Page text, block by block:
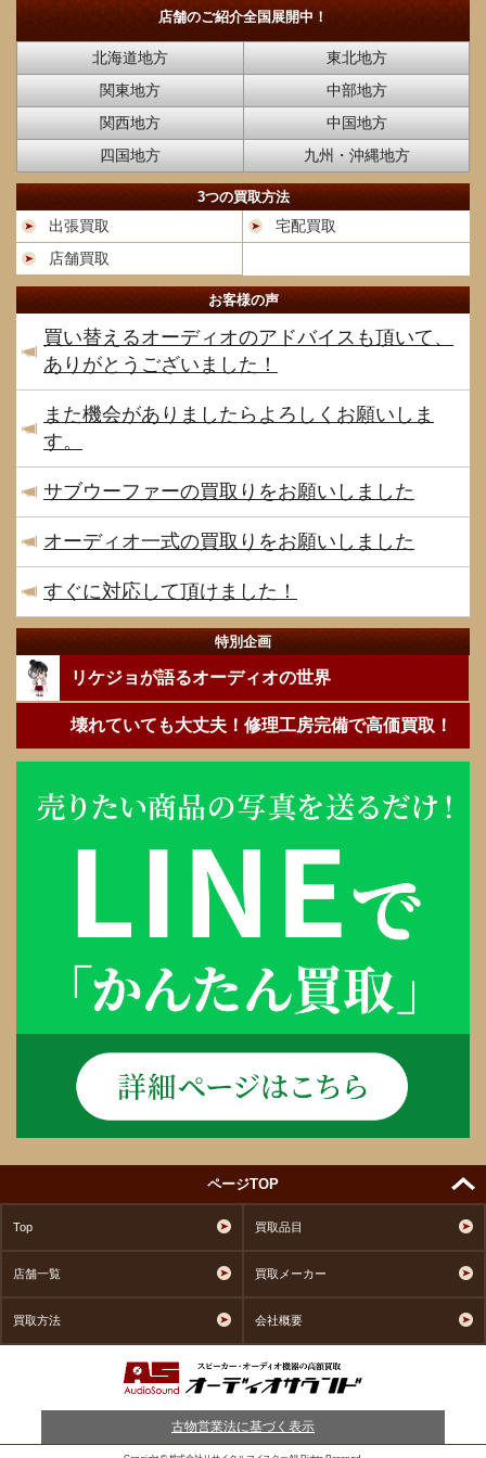
店舗のご紹介全国展開中！
北海道地方
東北地方
関東地方
中部地方
関西地方
中国地方
四国地方
九州・沖縄地方
3つの買取方法
出張買取
宅配買取
店舗買取
お客様の声
買い替えるオーディオのアドバイスも頂いて、
ありがとうございました！
また機会がありましたらよろしくお願いしま
す。
サブウーファーの買取りをお願いしました
オーディオ一式の買取りをお願いしました
すぐに対応して頂けました！
特別企画
リケジョが語るオーディオの世界
壊れていても大丈夫！修理工房完備で高価買取！
ページTOP
Top 買取品目
店舗一覧 買取メーカー
買取方法 会社概要
古物営業法に基づく表示